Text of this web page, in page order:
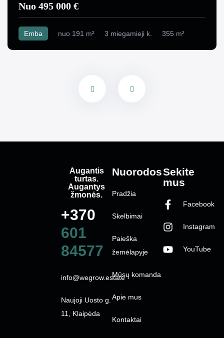
Nuo 495 000 €
Emba nuo 191 m² 3 miegamieji k. 355 m²
Nuorodos
Pradžia
Skelbimai
Paieška
žemėlapyje
Mūsų komanda
Apie mus
Kontaktai
Sekite
mus
Facebook
Instagram
YouTube
Augantis
turtas.
Augantys
žmonės.
+370
601
84577
info@wegrow.estate
Naujoji Uosto g.
11, Klaipėda